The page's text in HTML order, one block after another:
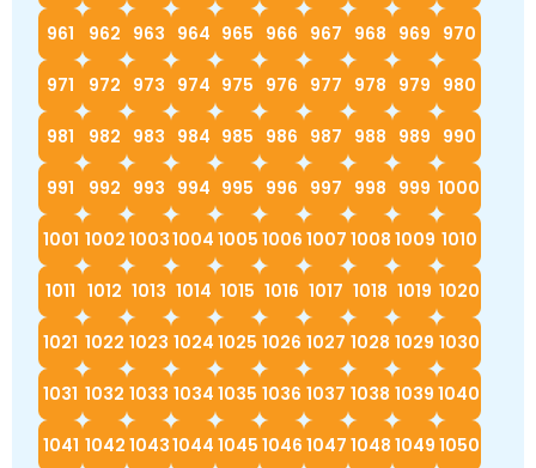
961 962 963 964 965 966 967 968 969 970
971 972 973 974 975 976 977 978 979 980
981 982 983 984 985 986 987 988 989 990
991 992 993 994 995 996 997 998 999 1000
1001 1002 10031004 1005 1006 1007 1008 1009 1010
1011 1012 1013 1014 1015 1016 1017 1018 1019 1020
1021 1022 1023 1024 1025 1026 1027 1028 1029 1030
1031 1032 1033 1034 1035 1036 1037 1038 1039 1040
1041 1042 10431044 1045 1046 1047 1048 1049 1050